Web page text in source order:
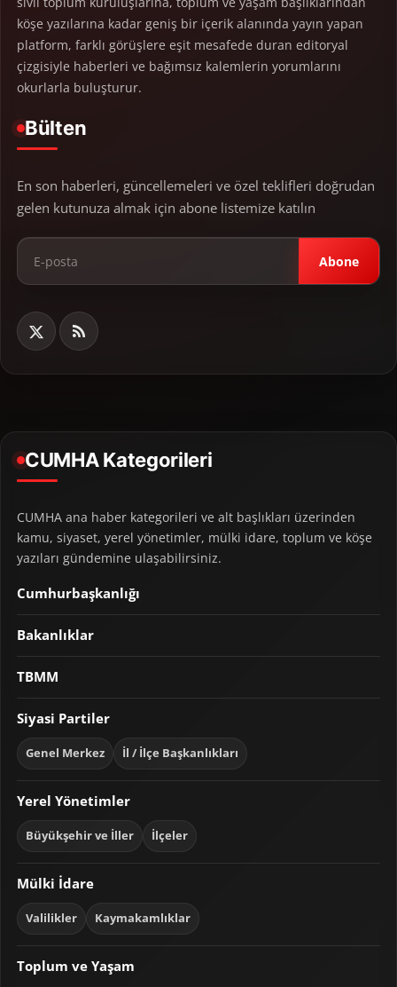
köşe yazılarına kadar geniş bir içerik alanında yayın yapan
platform, farklı görüşlere eşit mesafede duran editoryal
çizgisiyle haberleri ve bağımsız kalemlerin yorumlarını
okurlarla buluşturur.
Bülten
En son haberleri, güncellemeleri ve özel teklifleri doğrudan
gelen kutunuza almak için abone listemize katılın
Abone
CUMHA Kategorileri
CUMHA ana haber kategorileri ve alt başlıkları üzerinden
kamu, siyaset, yerel yönetimler, mülki idare, toplum ve köşe
yazıları gündemine ulaşabilirsiniz.
Cumhurbaşkanlığı
Bakanlıklar
TBMM
Siyasi Partiler
Genel Merkez İl / İlçe Başkanlıkları
Yerel Yönetimler
Büyükşehir ve İller İlçeler
Mülki İdare
Valilikler Kaymakamlıklar
Toplum ve Yaşam